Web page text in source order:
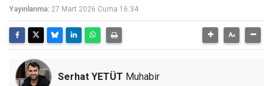
Yayınlanma: 27 Mart 2026 Cuma 16:34
Serhat YETÜT Muhabir